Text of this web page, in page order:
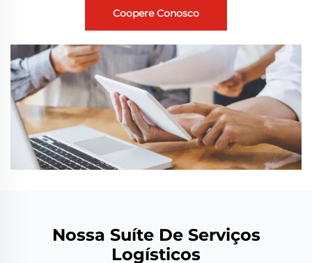
Coopere Conosco
Nossa Suíte De Serviços
Logísticos